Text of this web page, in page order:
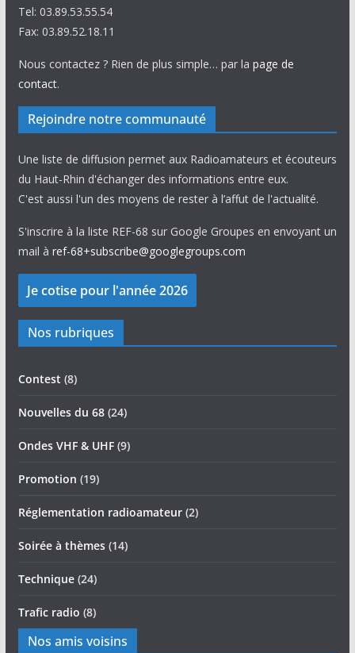
Tel: 03.89.53.55.54
Fax: 03.89.52.18.11
Nous contactez ? Rien de plus simple… par la page de
contact.
Rejoindre notre communauté
Une liste de diffusion permet aux Radioamateurs et écouteurs
du Haut-Rhin d'échanger des informations entre eux.
C'est aussi l'un des moyens de rester à l’affut de l'actualité.
S'inscrire à la liste REF-68 sur Google Groupes en envoyant un
mail à ref-68+subscribe@googlegroups.com
Nos rubriques
Contest (8)
Nouvelles du 68(24)
Ondes VHF & UHF(9)
Promotion (19)
Réglementation radioamateur(2)
Soirée à thèmes(14)
Technique(24)
Trafic radio (8)
Nos amis voisins